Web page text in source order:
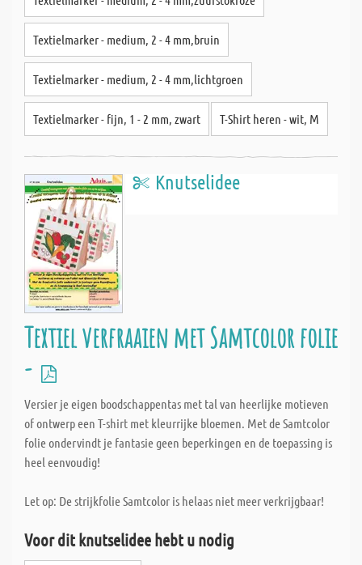
Textielmarker - medium, 2 - 4 mm,bruin
Textielmarker - medium, 2 - 4 mm,lichtgroen
Textielmarker - fijn, 1 - 2 mm, zwart T-Shirt heren - wit, M
Knutselidee
Textiel verfraaien met Samtcolor folie
-
Versier je eigen boodschappentas met tal van heerlijke motieven
of ontwerp een T-shirt met kleurrijke bloemen. Met de Samtcolor
folie ondervindt je fantasie geen beperkingen en de toepassing is
heel eenvoudig!
Let op: De strijkfolie Samtcolor is helaas niet meer verkrijgbaar!
Voor dit knutselidee hebt u nodig